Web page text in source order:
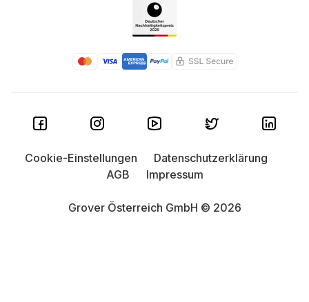
Grover Österreich GmbH © 2026
Cookie-Einstellungen
Datenschutzerklärung
AGB
Impressum